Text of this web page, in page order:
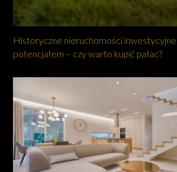
Historyczne nieruchomości inwestycyjne
potencjałem – czy warto kupić pałac?